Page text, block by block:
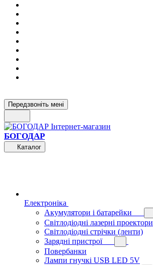
Передзвоніть мені
БОГОДАР
Каталог
Електроніка
Акумулятори і батарейки
Світлодіодні лазерні проектори
Світлодіодні стрічки (ленти)
Зарядні пристрої
Повербанки
Лампи гнучкі USB LED 5V